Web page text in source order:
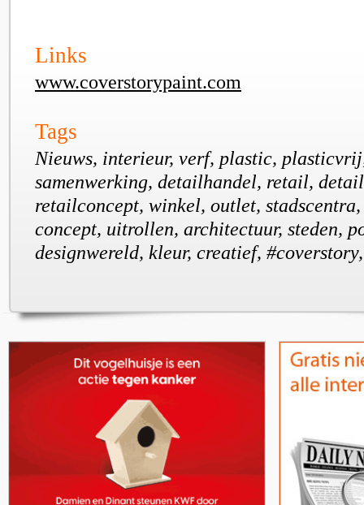
Links
www.coverstorypaint.com
Tags
Nieuws, interieur, verf, plastic,
samenwerking, detailhandel, retail,
retailconcept, winkel, outlet, stadscentra,
concept, uitrollen, architectuur, steden,
designwereld, kleur, creatief,